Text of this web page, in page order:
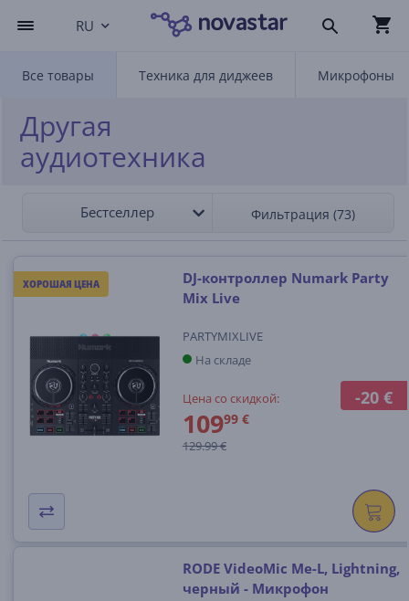
RU
Все товары Техника для диджеев Микрофоны
Другая
аудиотехника
Бестселлер Фильтрация (73)
ХОРОШАЯ ЦЕНА
-20 €
DJ-контроллер Numark Party
Mix Live
PARTYMIXLIVE
На складе
Цена со скидкой:
10999 €
129.99 €
RODE VideoMic Me-L, Lightning,
черный - Микрофон